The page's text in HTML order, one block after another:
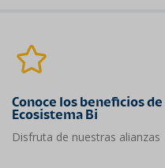
Conoce los beneficios de
Ecosistema Bi
Disfruta de nuestras alianzas